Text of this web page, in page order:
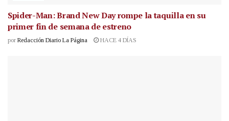
Spider-Man: Brand New Day rompe la taquilla en su
primer fin de semana de estreno
por Redacción Diario La Página HACE 4 DÍAS